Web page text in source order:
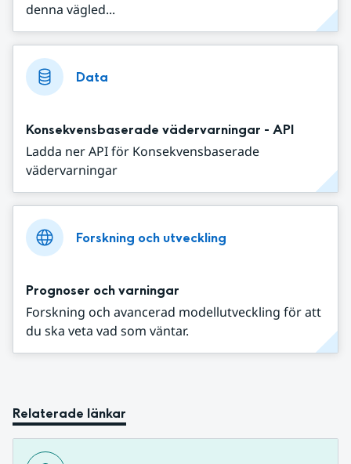
denna vägled...
Data
Konsekvensbaserade vädervarningar - API
Ladda ner API för Konsekvensbaserade
vädervarningar
Forskning och utveckling
Prognoser och varningar
Forskning och avancerad modellutveckling för att
du ska veta vad som väntar.
Relaterade länkar